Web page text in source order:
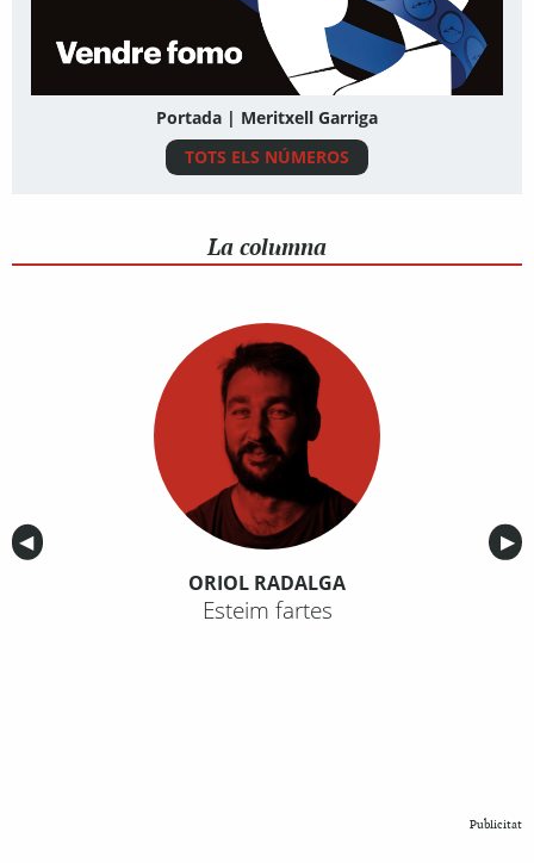
Portada | Meritxell Garriga
TOTS ELS NÚMEROS
La columna
Anterior
◀︎ ▶︎
ORIOL RADALGA
Esteim fartes
Publicitat